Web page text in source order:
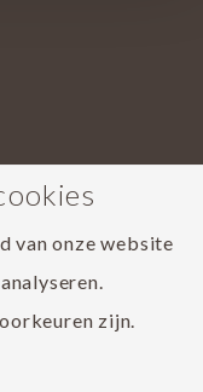
van onze website
zijn.